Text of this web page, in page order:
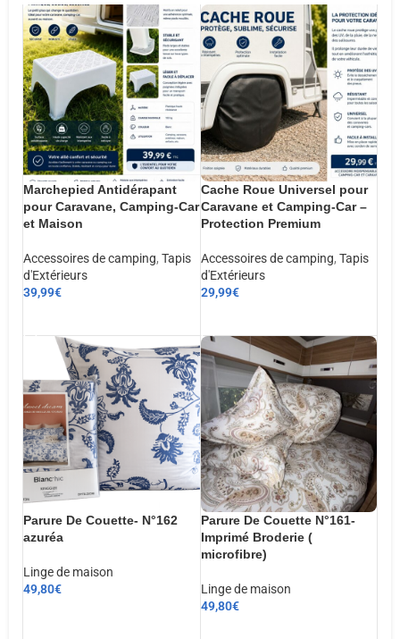
Marchepied Antidérapant
pour Caravane, Camping-Car
et Maison
Accessoires de camping, Tapis
d'Extérieurs
39,99€
Cache Roue Universel pour
Caravane et Camping-Car –
Protection Premium
Accessoires de camping, Tapis
d'Extérieurs
29,99€
Parure De Couette- N°162
azuréa
Linge de maison
49,80€
Parure De Couette N°161-
Imprimé Broderie (
microfibre)
Linge de maison
49,80€